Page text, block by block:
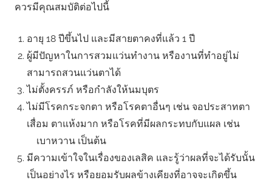
ควรมีคุณสมบัติต่อไปนี้
อายุ 18 ปีขึ้นไป และมีสายตาคงที่แล้ว 1 ปี
ผู้มีปัญหาในการสวมแว่นทำงาน หรืองานที่ทำอยู่ไม่
สามารถสวนแว่นตาได้
ไม่ตั้งครรภ์ หรือกำลังให้นมบุตร
ไม่มีโรคกระจกตา หรือโรคตาอื่นๆ เช่น จอประสาทตา
เสื่อม ตาแห้งมาก หรือโรคที่มีผลกระทบกับแผล เช่น
เบาหวาน เป็นต้น
มีความเข้าใจในเรื่องของเลสิค และรู้ว่าผลที่จะได้รับนั้น
เป็นอย่างไร หรือยอมรับผลข้างเคียงที่อาจจะเกิดขึ้น